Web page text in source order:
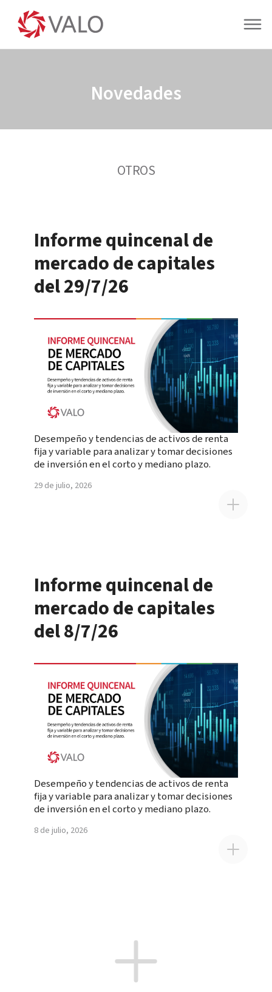
Novedades
OTROS
Informe quincenal de
mercado de capitales
del 29/7/26
Desempeño y tendencias de activos de renta
fija y variable para analizar y tomar decisiones
de inversión en el corto y mediano plazo.
29 de julio, 2026
Informe quincenal de
mercado de capitales
del 8/7/26
Desempeño y tendencias de activos de renta
fija y variable para analizar y tomar decisiones
de inversión en el corto y mediano plazo.
8 de julio, 2026